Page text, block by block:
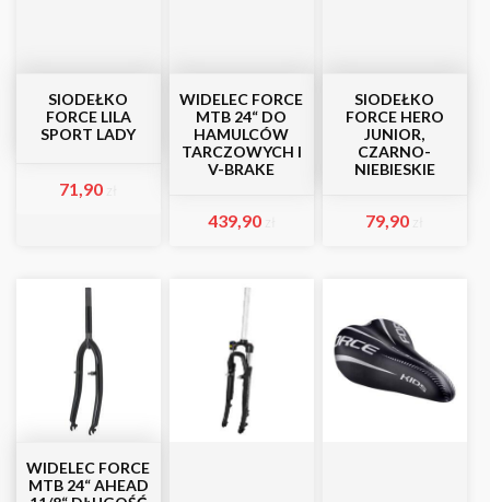
SIODEŁKO
FORCE LILA
SPORT LADY
71,90
WIDELEC FORCE
MTB 24“ DO
HAMULCÓW
TARCZOWYCH I
V-BRAKE
439,90
SIODEŁKO
FORCE HERO
JUNIOR,
CZARNO-
NIEBIESKIE
79,90
WIDELEC FORCE
MTB 24“ AHEAD